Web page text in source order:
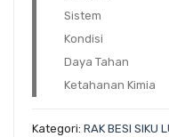
Sistem
Kondisi
Daya Tahan
Ketahanan Kimia
Kategori: RAK BESI SIKU